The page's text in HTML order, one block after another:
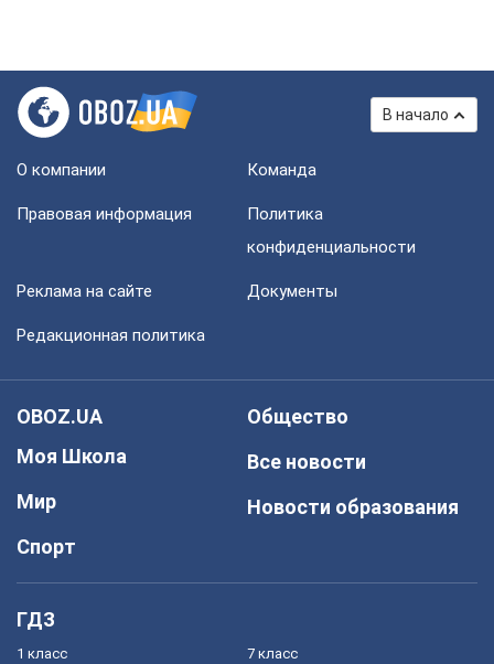
В начало
О компании Команда
Правовая информация
Политика
конфиденциальности
Реклама на сайте Документы
Редакционная политика
OBOZ.UA
Моя Школа
Мир
Спорт
Общество
Все новости
Новости образования
ГДЗ
1 класс 7 класс